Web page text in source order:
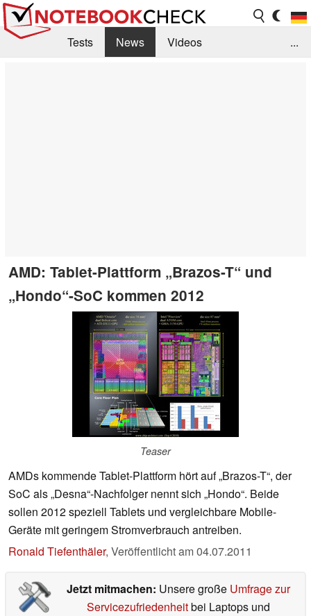
Tests News
Videos
...
AMD: Tablet-Plattform „Brazos-T“ und
„Hondo“-SoC kommen 2012
Teaser
AMDs kommende Tablet-Plattform hört auf „Brazos-T“, der
SoC als „Desna“-Nachfolger nennt sich „Hondo“. Beide
sollen 2012 speziell Tablets und vergleichbare Mobile-
Geräte mit geringem Stromverbrauch antreiben.
Ronald Tiefenthäler, Veröffentlicht am04.07.2011
Jetzt mitmachen: Unsere große Umfrage zur
Servicezufriedenheitbei Laptops und